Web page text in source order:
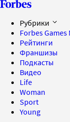
Рубрики
Forbes Games
Рейтинги
Франшизы
Подкасты
Видео
Life
Woman
Sport
Young